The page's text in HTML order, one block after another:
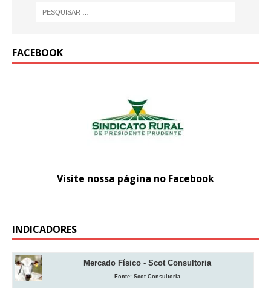
FACEBOOK
Visite nossa página no Facebook
INDICADORES
Mercado Físico - Scot Consultoria
Fonte: Scot Consultoria